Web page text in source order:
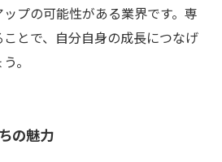
プの可能性がある業界です。専
とで、自分自身の成長につなげ
。
の魅力